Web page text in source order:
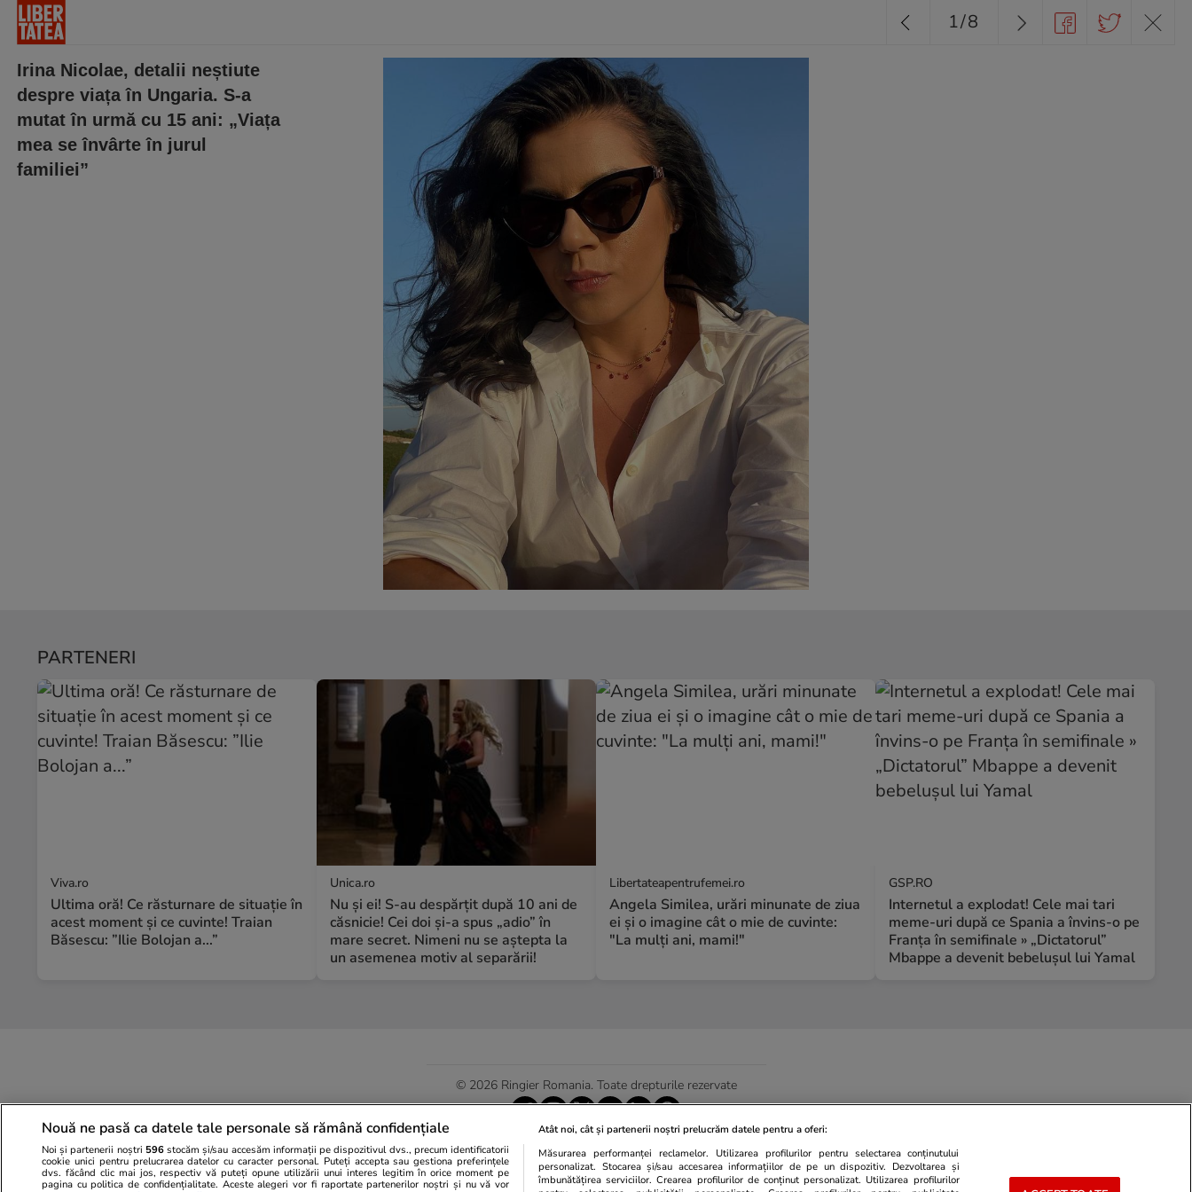
Irina Nicolae, detalii neștiute
despre viața în Ungaria. S-a
mutat în urmă cu 15 ani: „Viața
mea se învârte în jurul
familiei”
1/8
PARTENERI
Viva.ro
Ultima oră! Ce răsturnare de situație în
acest moment și ce cuvinte! Traian
Băsescu: ”Ilie Bolojan a...”
Unica.ro
Nu și ei! S-au despărțit după 10 ani de
căsnicie! Cei doi și-a spus „adio” în
mare secret. Nimeni nu se aștepta la
un asemenea motiv al separării!
Libertateapentrufemei.ro
Angela Similea, urări minunate de ziua
ei și o imagine cât o mie de cuvinte:
"La mulți ani, mami!"
GSP.RO
Internetul a explodat! Cele mai tari
meme-uri după ce Spania a învins-o pe
Franța în semifinale » „Dictatorul”
Mbappe a devenit bebelușul lui Yamal
© 2026 Ringier Romania. Toate drepturile rezervate
Actualizare preferințe cookies
Nouă ne pasă ca datele tale personale să rămână confidențiale
Noi și partenerii noștri 596stocăm și/sau accesăm informații pe dispozitivul dvs., precum identificatorii
cookie unici pentru prelucrarea datelor cu caracter personal. Puteți accepta sau gestiona preferințele
dvs. făcând clic mai jos, respectiv vă puteți opune utilizării unui interes legitim în orice moment pe
pagina cu politica de confidențialitate. Aceste alegeri vor fi raportate partenerilor noștri și nu vă vor
Atât noi, cât și partenerii noștri prelucrăm datele pentru a oferi:
Măsurarea performanței reclamelor. Utilizarea profilurilor pentru selectarea conținutului
personalizat. Stocarea și/sau accesarea informațiilor de pe un dispozitiv. Dezvoltarea și
îmbunătățirea serviciilor. Crearea profilurilor de conținut personalizat. Utilizarea profilurilor